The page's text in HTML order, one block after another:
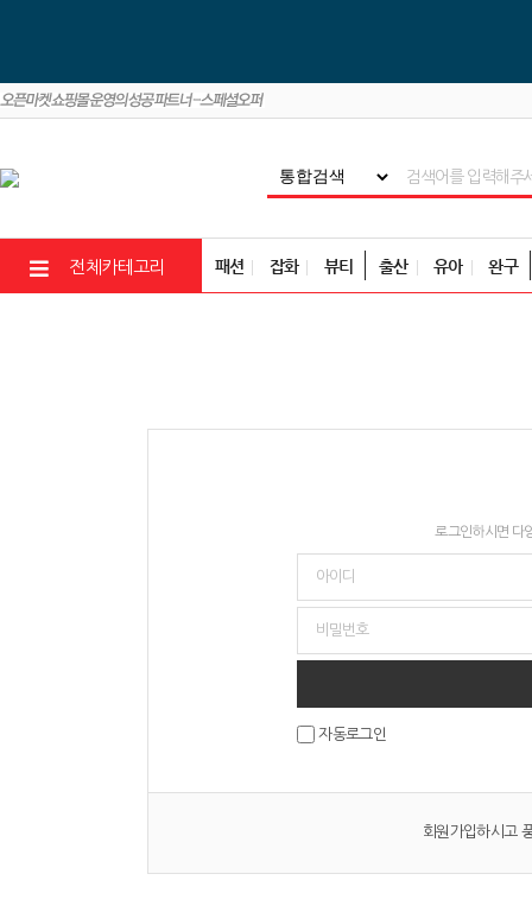
전체카테고리 패션 잡화 뷰티 출산 유아 완구
로그인하시면 다
자동로그인
회원가입하시고